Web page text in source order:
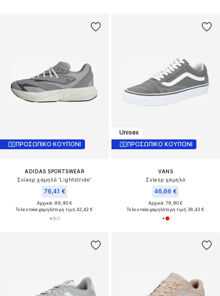
ΠΡΟΣΩΠΙΚΟ ΚΟΥΠΟΝΙ
ADIDAS SPORTSWEAR
Σνίκερ χαμηλό 'Lightstride'
76,41 €
Αρχικά: 99,90 €
Τελευταία χαμηλότερη τιμή:42,42 €
Unisex
ΠΡΟΣΩΠΙΚΟ ΚΟΥΠΟΝΙ
VANS
Σνίκερ χαμηλό
46,66 €
Αρχικά: 79,90 €
Τελευταία χαμηλότερη τιμή:38,43 €